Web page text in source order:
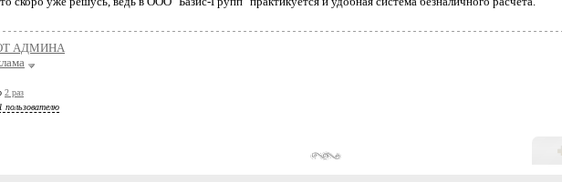
АДМИНА
2 раз
1 пользователю